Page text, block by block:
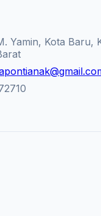
Yamin, Kota Baru,